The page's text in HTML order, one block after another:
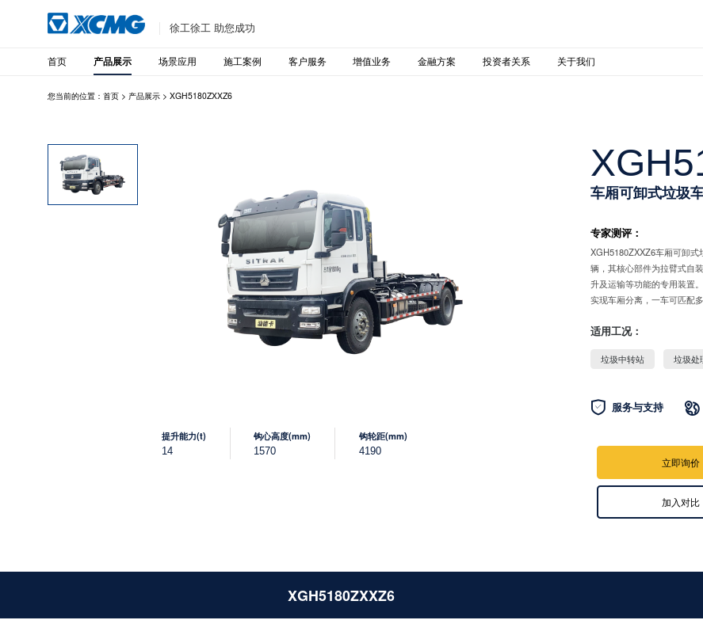
徐工徐工 助您成功
首页 产品展示 场景应用 施工案例 客户服务 增值业务 金融方案 投资者关系 关于我们
您当前的位置：首页 > 产品展示 >XGH5180ZXXZ6
提升能力(t)
14
钩心高度(mm)
1570
钩轮距(mm)
4190
车厢可卸式垃圾
专家测评：
XGH5180ZXXZ6车厢可卸
辆，其核心部件为拉臂式自
升及运输等功能的专用装置
实现车厢分离，一车可匹配
适用工况：
垃圾中转站 垃圾处
 服务与支持 
立即询价
加入对比
XGH5180ZXXZ6